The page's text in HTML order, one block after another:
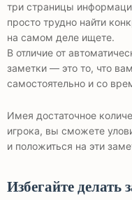
три страницы
просто трудно найти
на самом деле ищете.
В отличие от
заметки — это то, что
самостоятельно и со
Имея достаточное
игрока, вы сможете
и положиться на эти
Избегайте делать